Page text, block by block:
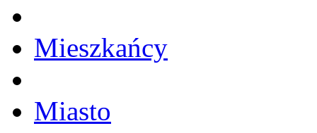
Mieszkańcy
Miasto